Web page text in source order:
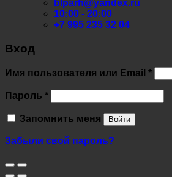
blparh@yandex.ru
10:00 - 20:00
+7 995 235 32 04
Вход
Имя пользователя или Email *
Пароль *Обязательно
Запомнить меня Войти
Забыли свой пароль?